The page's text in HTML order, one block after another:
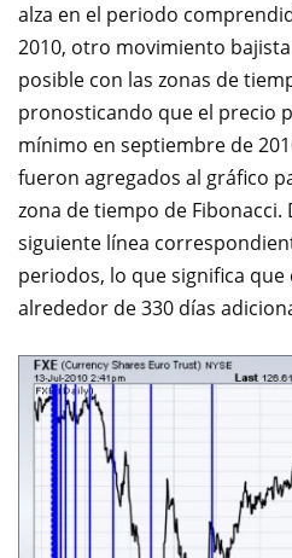
alza en el periodo
2010, otro movimiento
posible con las zonas de
pronosticando que el precio
mínimo en septiembre de
fueron agregados al gráfico
zona de tiempo de Fibonacci.
siguiente línea
periodos, lo que significa
alrededor de 330 días